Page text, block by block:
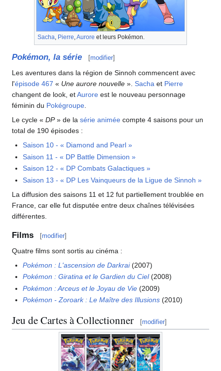
Sacha, Pierre,Aurore et leurs Pokémon.
Pokémon, la série [modifier]
Les aventures dans la région de Sinnoh commencent avec
l'épisode 467 « Une aurore nouvelle ». Sacha et Pierre
changent de look, etAurore est le nouveau personnage
féminin du Pokégroupe.
Le cycle « DP » de la série animée compte 4 saisons pour un
total de 190 épisodes :
Saison 10 - « Diamond and Pearl »
Saison 11 - « DP Battle Dimension »
Saison 12 - « DP Combats Galactiques »
Saison 13 - « DP Les Vainqueurs de la Ligue de Sinnoh »
La diffusion des saisons 11 et 12 fut partiellement troublée en
France, car elle fut disputée entre deux chaînes télévisées
différentes.
Films [modifier]
Quatre films sont sortis au cinéma :
Pokémon : L'ascension de Darkrai(2007)
Pokémon : Giratina et le Gardien du Ciel(2008)
Pokémon : Arceus et le Joyau de Vie (2009)
Pokémon - Zoroark : Le Maître des Illusions (2010)
Jeu de Cartes à Collectionner [modifier]